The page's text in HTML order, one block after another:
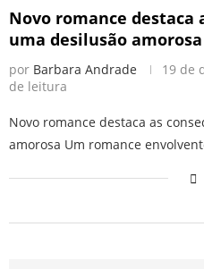
Novo romance destaca
uma desilusão amorosa
por Barbara Andrade 19 de
de leitura
Novo romance destaca as
amorosa Um romance